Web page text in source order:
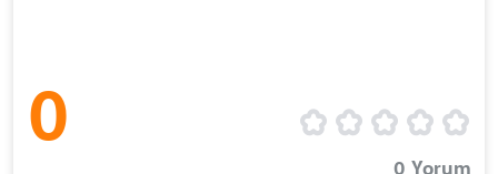
0
0 Yorum